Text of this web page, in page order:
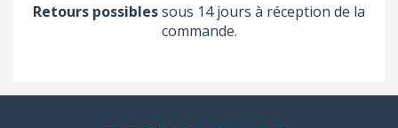
Retours possiblessous 14 jours à réception de la
commande.